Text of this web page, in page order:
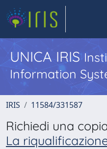
UNICA IRIS
Information
IRIS 11584/331587
Richiedi una
La